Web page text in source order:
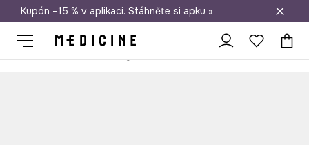
Doprava zdarma při nákupu nad 1 200 Kč
Kupón –15 % v aplikaci. Stáhněte si apku »